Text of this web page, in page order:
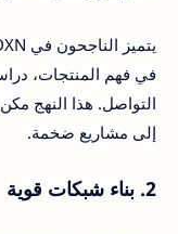
في فهم المنتجات،
التواصل. هذا النهج
إلى مشاريع ضخمة.
2. بناء شبكات قوية